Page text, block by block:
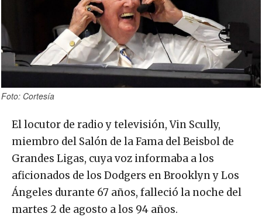
Foto: Cortesía
El locutor de radio y televisión, Vin Scully,
miembro del Salón de la Fama del Beisbol de
Grandes Ligas, cuya voz informaba a los
aficionados de los Dodgers en Brooklyn y Los
Ángeles durante 67 años, falleció la noche del
martes 2 de agosto a los 94 años.